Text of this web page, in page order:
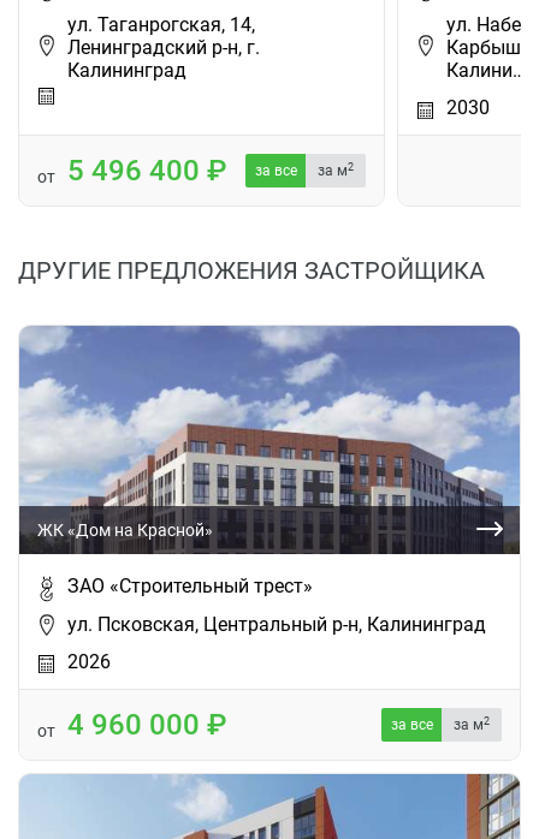
ул. Таганрогская, 14,
Ленинградский р-н, г.
Калининград
от 5 496 400 за все за м2
ул.
Калини…
2030
ДРУГИЕ ПРЕДЛОЖЕНИЯ ЗАСТРОЙЩИКА
ЖК «Дом на Красной»
ЗАО «Строительный трест»
ул. Псковская, Центральный р-н, Калининград
2026
от 4 960 000 за все за м2